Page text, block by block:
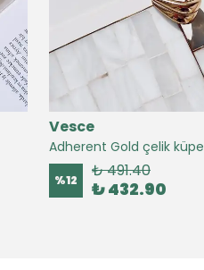
Vesce
Adherent Gold çelik küpe
%12 ₺ 491.40
₺ 432.90